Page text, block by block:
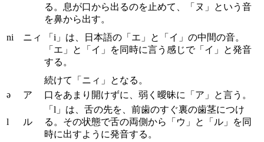
ni ニィ
る。息が口から出るのを止めて、「ヌ」という音
を鼻から出す。
「i」は、日本語の「エ」と「イ」の中間の音。
「エ」と「イ」を同時に言う感じで「イ」と発音
する。
続けて「ニィ」となる。
ə
ア 口をあまり開けずに、弱く曖昧に「ア」と言う。
l ル
「l」は、舌の先を、前歯のすぐ裏の歯茎につけ
る。その状態で舌の両側から「ウ」と「ル」を同
時に出すように発音する。